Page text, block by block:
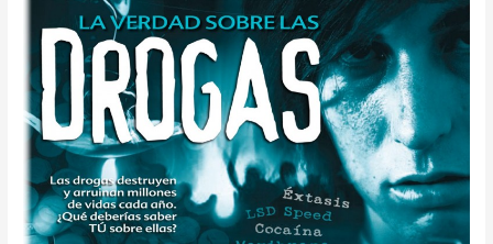
Conferencia
Verdad
Sobre
Las
Drogas